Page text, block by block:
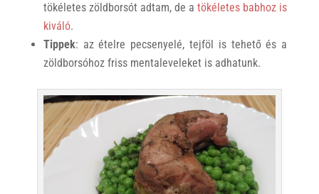
tökéletes zöldborsót adtam, de a tökéletes babhoz is
kiváló.
Tippek: az ételre pecsenyelé, tejföl is tehető és a
zöldborsóhoz friss mentaleveleket is adhatunk.